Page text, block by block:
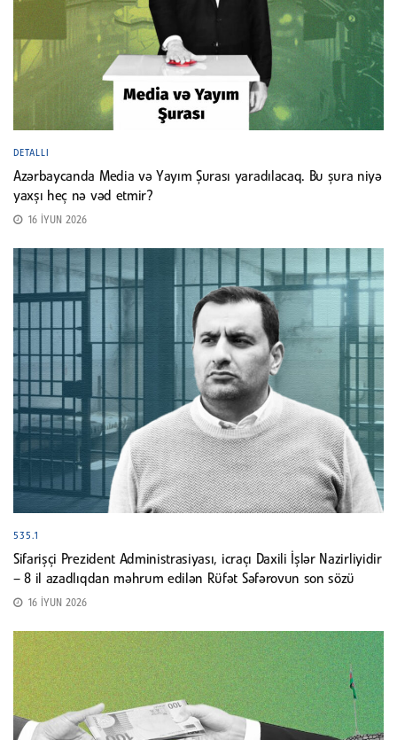
DETALLI
Azərbaycanda Media və Yayım Şurası yaradılacaq. Bu şura niyə
yaxşı heç nə vəd etmir?
16 İYUN 2026
535.1
Sifarişçi Prezident Administrasiyası, icraçı Daxili İşlər Nazirliyidir
– 8 il azadlıqdan məhrum edilən Rüfət Səfərovun son sözü
16 İYUN 2026